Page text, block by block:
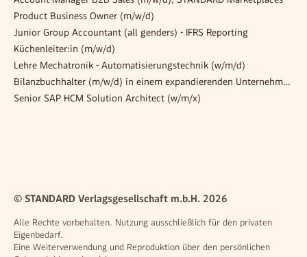
Product Business Owner (m/w/d)
Junior Group Accountant (all genders) - IFRS Reporting
Küchenleiter:in (m/w/d)
Lehre Mechatronik - Automatisierungstechnik (w/m/d)
Bilanzbuchhalter (m/w/d) in einem expandierenden Unternehmensumfeld
Senior SAP HCM Solution Architect (w/m/x)
© STANDARD Verlagsgesellschaft m.b.H. 2026
Alle Rechte vorbehalten. Nutzung ausschließlich für den privaten
Eigenbedarf.
Eine Weiterverwendung und Reproduktion über den persönlichen